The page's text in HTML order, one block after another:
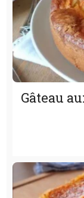
Gâteau